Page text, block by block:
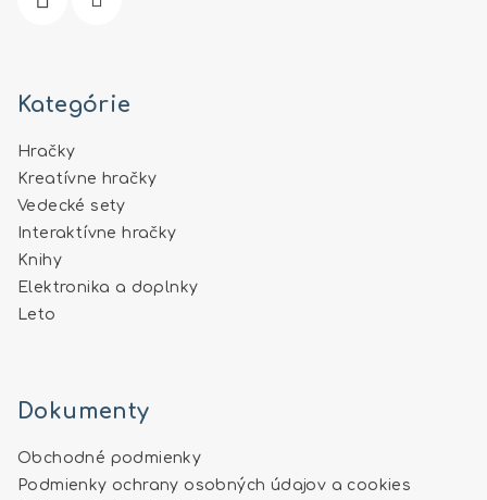
Kategórie
Hračky
Kreatívne hračky
Vedecké sety
Interaktívne hračky
Knihy
Elektronika a doplnky
Leto
Dokumenty
Obchodné podmienky
Podmienky ochrany osobných údajov a cookies